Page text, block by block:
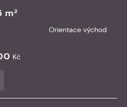
m²
Orientace východ
Kč